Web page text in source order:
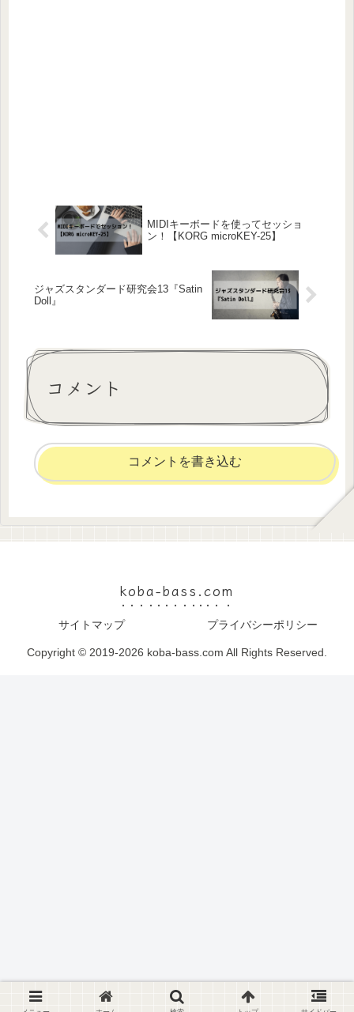
MIDIキーボードを使ってセッショ
ン！【KORG microKEY-25】
ジャズスタンダード研究会13『Satin
Doll』
コメント
コメントを書き込む
koba-bass.com
サイトマップ プライバシーポリシー
Copyright © 2019-2026 koba-bass.com All Rights Reserved.